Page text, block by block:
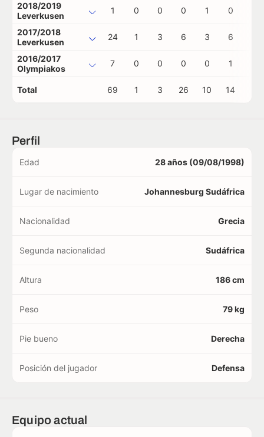
2018/2019
Leverkusen
1 0 0 0 1 0
2017/2018
Leverkusen
24 1 3 6 3 6
2016/2017
Olympiakos
7 0 0 0 0 1
Total 69 1 3 26 10 14
Perfil
Edad 28 años (09/08/1998)
Lugar de nacimiento Johannesburg Sudáfrica
Nacionalidad Grecia
Segunda nacionalidad Sudáfrica
Altura 186 cm
Peso 79 kg
Pie bueno Derecha
Posición del jugador Defensa
Equipo actual